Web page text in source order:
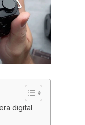
digital